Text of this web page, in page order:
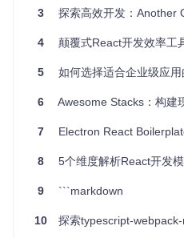
企业内部管理系统
: 提供一
面，方便企业进行数据管理
电子商务平台: 利用React的
个人博客或内容管理系统: 结
一键部署: 通过Heroku的一
将应用部署到生产环境，
成本。
配置、数据库设置等，确保
3 探索高效开发：Another One
4 颠覆式React开发效率工具
5 如何选择适合企业级应用的
6 Awesome Stacks：构建
7 Electron React Boilerplate：跨
8 5个维度解析React开发模板：
9 ```markdown
10 探索typescript-webpack-react-redux-